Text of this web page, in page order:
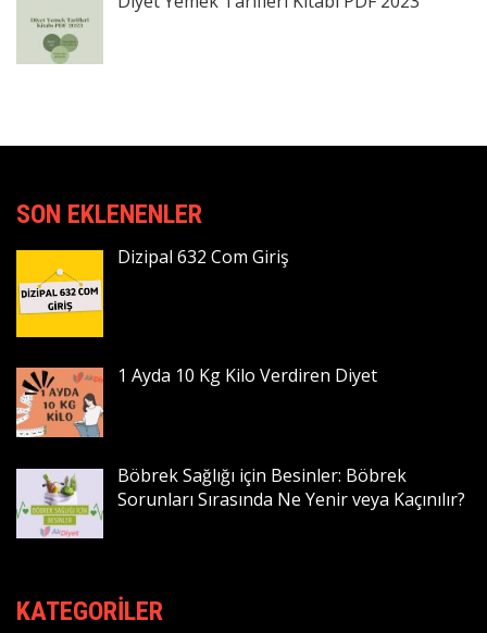
SON EKLENENLER
Dizipal 632 Com Giriş
1 Ayda 10 Kg Kilo Verdiren Diyet
Böbrek Sağlığı için Besinler: Böbrek
Sorunları Sırasında Ne Yenir veya Kaçınılır?
KATEGORILER